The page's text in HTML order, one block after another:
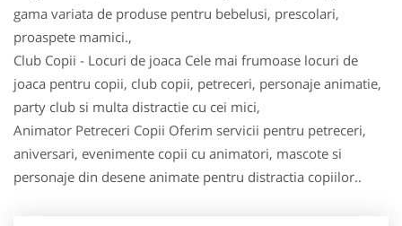
gama variata de produse pentru bebelusi, prescolari,
proaspete mamici.,
Club Copii - Locuri de joaca Cele mai frumoase locuri de
joaca pentru copii, club copii, petreceri, personaje animatie,
party club si multa distractie cu cei mici,
Animator Petreceri Copii Oferim servicii pentru petreceri,
aniversari, evenimente copii cu animatori, mascote si
personaje din desene animate pentru distractia copiilor..